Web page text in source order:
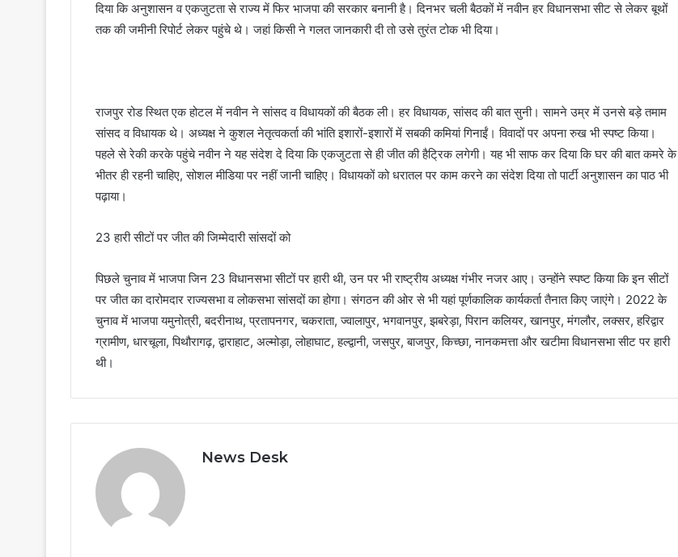
दिया कि अनुशासन व एकजुटता से राज्य में फिर भाजपा की सरकार बनानी है। दिनभर चली बैठकों में नवीन हर विधानसभा सीट से लेकर बूथों
तक की जमीनी रिपोर्ट लेकर पहुंचे थे। जहां किसी ने गलत जानकारी दी तो उसे तुरंत टोक भी दिया।
राजपुर रोड स्थित एक होटल में नवीन ने सांसद व विधायकों की बैठक ली। हर विधायक, सांसद की बात सुनी। सामने उम्र में उनसे बड़े तमाम
सांसद व विधायक थे। अध्यक्ष ने कुशल नेतृत्वकर्ता की भांति इशारों-इशारों में सबकी कमियां गिनाईं। विवादों पर अपना रुख भी स्पष्ट किया।
पहले से रेकी करके पहुंचे नवीन ने यह संदेश दे दिया कि एकजुटता से ही जीत की हैट्रिक लगेगी। यह भी साफ कर दिया कि घर की बात कमरे के
भीतर ही रहनी चाहिए, सोशल मीडिया पर नहीं जानी चाहिए। विधायकों को धरातल पर काम करने का संदेश दिया तो पार्टी अनुशासन का पाठ भी
पढ़ाया।
23 हारी सीटों पर जीत की जिम्मेदारी सांसदों को
पिछले चुनाव में भाजपा जिन 23 विधानसभा सीटों पर हारी थी, उन पर भी राष्ट्रीय अध्यक्ष गंभीर नजर आए। उन्होंने स्पष्ट किया कि इन सीटों
पर जीत का दारोमदार राज्यसभा व लोकसभा सांसदों का होगा। संगठन की ओर से भी यहां पूर्णकालिक कार्यकर्ता तैनात किए जाएंगे। 2022 के
चुनाव में भाजपा यमुनोत्री, बदरीनाथ, प्रतापनगर, चकराता, ज्वालापुर, भगवानपुर, झबरेड़ा, पिरान कलियर, खानपुर, मंगलौर, लक्सर, हरिद्वार
ग्रामीण, धारचूला, पिथौरागढ़, द्वाराहाट, अल्मोड़ा, लोहाघाट, हल्द्वानी, जसपुर, बाजपुर, किच्छा, नानकमत्ता और खटीमा विधानसभा सीट पर हारी
थी।
News Desk